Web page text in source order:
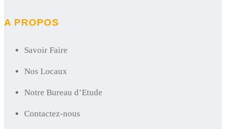
A PROPOS
Savoir Faire
Nos Locaux
Notre Bureau d’Etude
Contactez-nous